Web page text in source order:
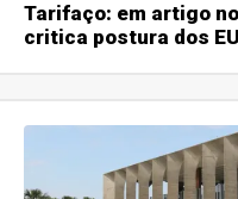
Tarifaço: em artigo
critica postura dos